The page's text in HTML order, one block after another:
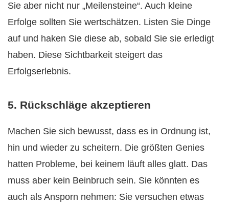
Sie aber nicht nur „Meilensteine“. Auch kleine
Erfolge sollten Sie wertschätzen. Listen Sie Dinge
auf und haken Sie diese ab, sobald Sie sie erledigt
haben. Diese Sichtbarkeit steigert das
Erfolgserlebnis.
5. Rückschläge akzeptieren
Machen Sie sich bewusst, dass es in Ordnung ist,
hin und wieder zu scheitern. Die größten Genies
hatten Probleme, bei keinem läuft alles glatt. Das
muss aber kein Beinbruch sein. Sie könnten es
auch als Ansporn nehmen: Sie versuchen etwas